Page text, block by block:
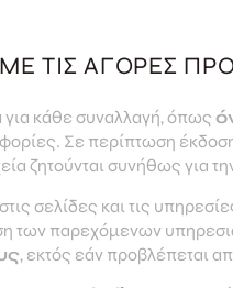
ΤΙΣ ΑΓΟΡΈΣ
για κάθε συναλλαγή, όπως
Σε περίπτωση
ζητούνται συνήθως για
σελίδες και τις
των παρεχόμενων
, εκτός εάν προβλέπεται